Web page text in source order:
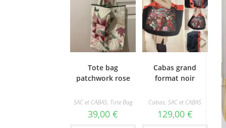
Tote bag
patchwork rose
SAC et CABAS, Tote Bag
39,00€
Cabas grand
format noir
Cabas,SAC et CABAS
129,00 €